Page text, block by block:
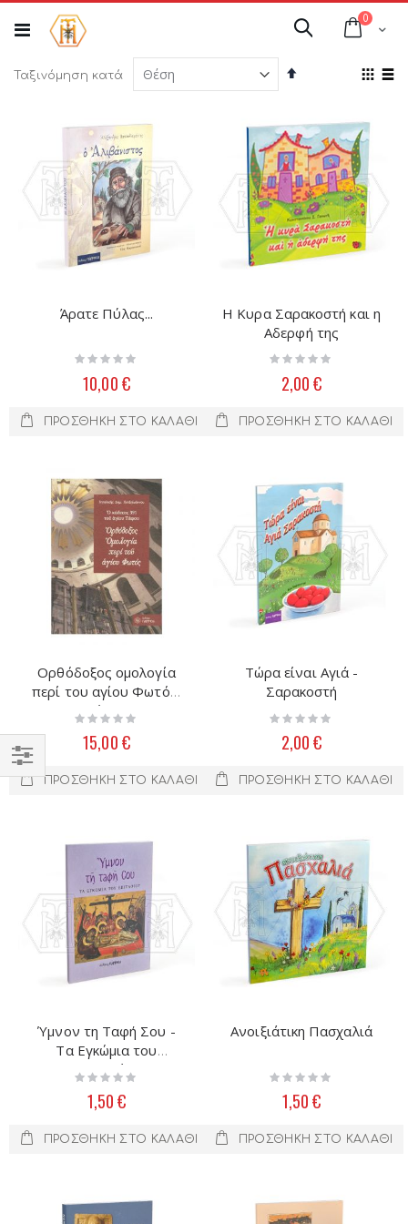
στο
περιεχόμενο
Cart
0
Αναζήτηση
Ταξινόμηση κατά
Φθίνουσα
Άρατε Πύλας...
Rating:
10,00 €
ΠΡΟΣΘΉΚΗ ΣΤΟ ΚΑΛΆΘΙ
Η Κυρα Σαρακοστή και η
Αδερφή της
Rating:
2,00 €
ΠΡΟΣΘΉΚΗ ΣΤΟ ΚΑΛΆΘΙ
Ορθόδοξος ομολογία
περί του αγίου Φωτός,
ο κωδικός 391 του
Rating:
15,00 €
ΠΡΟΣΘΉΚΗ ΣΤΟ ΚΑΛΆΘΙ
Τώρα είναι Αγιά -
Σαρακοστή
Rating:
2,00 €
ΠΡΟΣΘΉΚΗ ΣΤΟ ΚΑΛΆΘΙ
Ύμνον τη Ταφή Σου -
Τα Εγκώμια του
Επιταφίου
Rating:
1,50 €
ΠΡΟΣΘΉΚΗ ΣΤΟ ΚΑΛΆΘΙ
Ανοιξιάτικη Πασχαλιά
Rating:
1,50 €
ΠΡΟΣΘΉΚΗ ΣΤΟ ΚΑΛΆΘΙ
Filter